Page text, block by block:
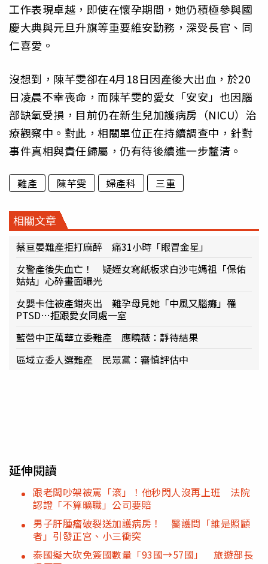
工作表現卓越，即使在懷孕期間，她仍積極參與國
慶大典與元旦升旗等重要維安勤務，深受長官、同
仁喜愛。
沒想到，陳芊雯卻在4月18日因產後大出血，於20
日凌晨不幸喪命，而陳芊雯的愛女「安安」也因腦
部缺氧受損，目前仍在新生兒加護病房（NICU）治
療觀察中。對此，相關單位正在持續調查中，針對
事件真相與責任歸屬，仍有待後續進一步釐清。
難產 陳芊雯 婦產科 三重
相關文章
蔡亘晏難產拒打麻醉 痛31小時「眼冒金星」
女警產後失血亡！ 疑姪女寫紙板求白沙屯媽祖「保佑
姑姑」心碎畫面曝光
女嬰卡住被產鉗夾出 難孕母見她「中風又腦癱」罹
PTSD…拒跟愛女同處一室
藍營中正萬華立委難產 應曉薇：靜待結果
區域立委人選難產 民眾黨：審慎評估中
延伸閱讀
跟老闆吵架被罵「滾」！他秒閃人沒再上班 法院
認證「不算曠職」公司要賠
男子肝腫瘤破裂送加護病房！ 醫護問「誰是照顧
者」引發正宮、小三衝突
泰國擬大砍免簽國數量「93國→57國」 旅遊部長